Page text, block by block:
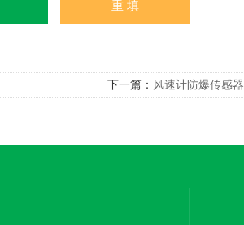
下一篇： 风速计防爆传感器